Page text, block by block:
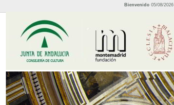
Bienvenido 05/08/2026